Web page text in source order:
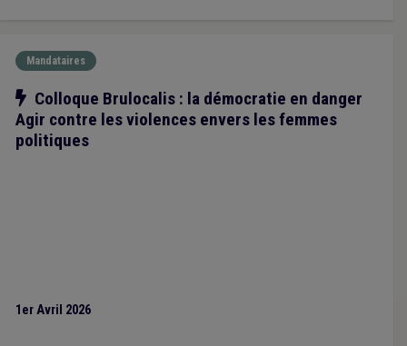
Mandataires
Notre action
Colloque Brulocalis : la démocratie en danger
Agir contre les violences envers les femmes
politiques
1er Avril 2026